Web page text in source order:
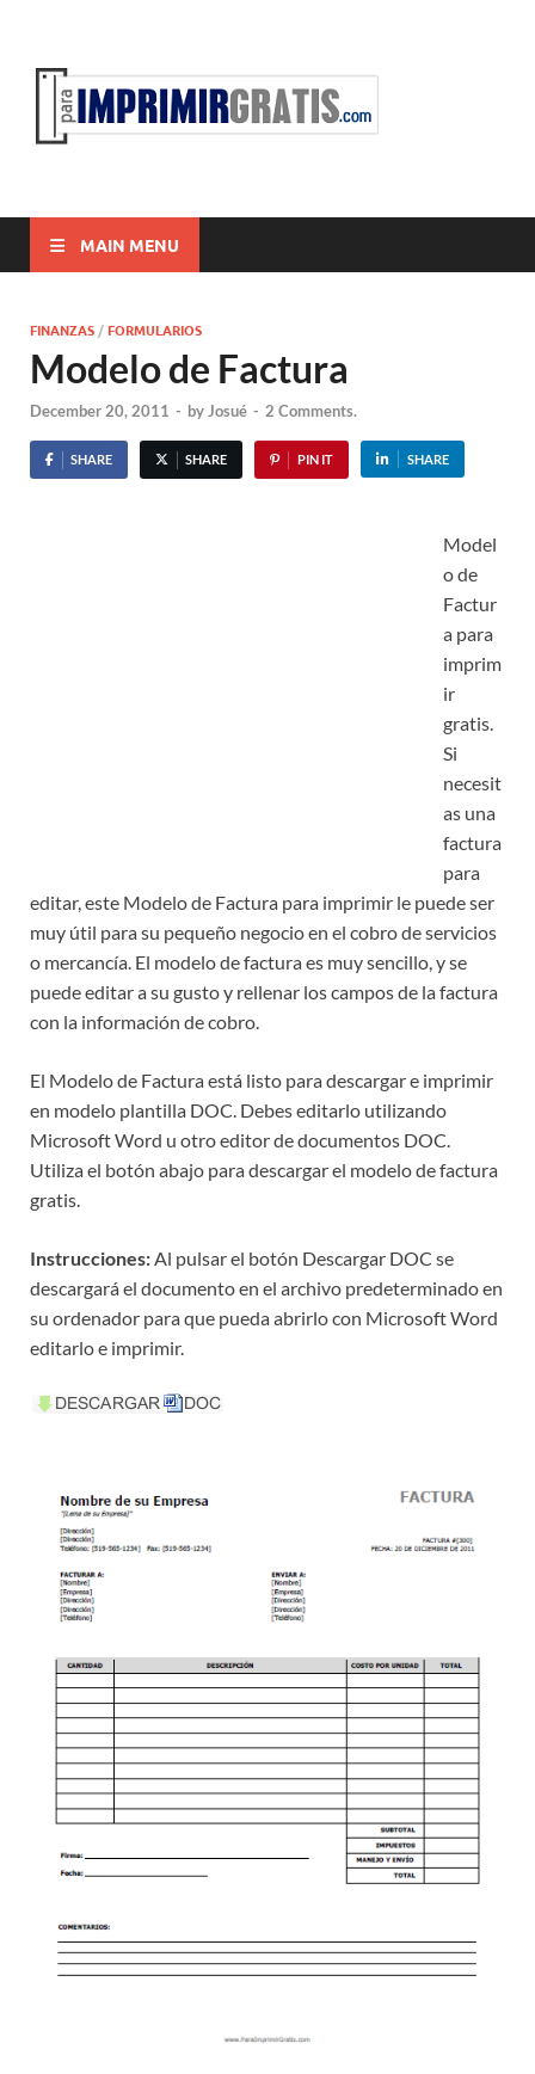
MAIN MENU
FINANZAS /FORMULARIOS
Modelo de Factura
December 20, 2011 - byJosué - 2 Comments.
SHARE SHARE PIN IT SHARE
Model
o de
Factur
a para
imprim
ir
gratis.
Si
necesit
as una
factura
para
editar, este Modelo de Factura para imprimir le puede ser
muy útil para su pequeño negocio en el cobro de servicios
o mercancía. El modelo de factura es muy sencillo, y se
puede editar a su gusto y rellenar los campos de la factura
con la información de cobro.
El Modelo de Factura está listo para descargar e imprimir
en modelo plantilla DOC. Debes editarlo utilizando
Microsoft Word u otro editor de documentos DOC.
Utiliza el botón abajo para descargar el modelo de factura
gratis.
Instrucciones:Al pulsar el botón Descargar DOC se
descargará el documento en el archivo predeterminado en
su ordenador para que pueda abrirlo con Microsoft Word
editarlo e imprimir.